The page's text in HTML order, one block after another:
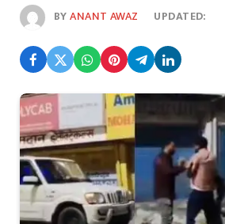
BYANANT AWAZ UPDATED: